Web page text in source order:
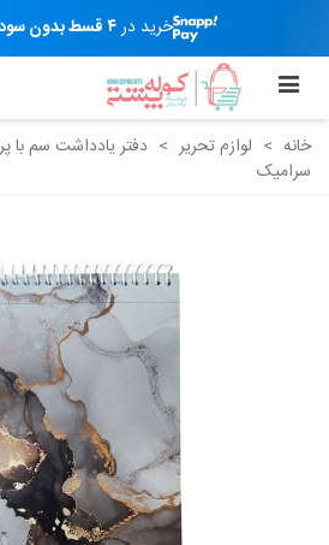
خرید در۴ قسط بدون سود
خانه > لوازم تحریر >
سرامیک